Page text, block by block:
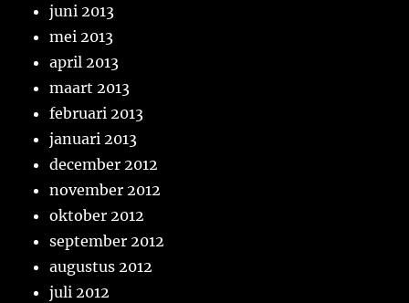
juni 2013
mei 2013
april 2013
maart 2013
februari 2013
januari 2013
december 2012
november 2012
oktober 2012
september 2012
augustus 2012
juli 2012